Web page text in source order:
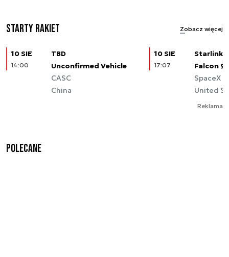
Starty rakiet Zobacz więcej
10 SIE
14:00
TBD
Unconfirmed Vehicle
CASC
China
10 SIE
17:07
Starlink
Falcon 9
SpaceX
United
Reklama
Polecane